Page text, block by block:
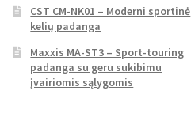
CST CM-NK01 – Moderni sportinė
kelių padanga
Maxxis MA-ST3 – Sport-touring
padanga su geru sukibimu
įvairiomis sąlygomis